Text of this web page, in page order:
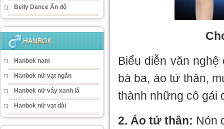
Belly Dance Ấn độ
HANBOK
Hanbok nam
Hanbok nữ vạt ngắn
Hanbok nữ váy xanh lá
Hanbok nữ vạt dài
Biểu diễn văn
bà ba, áo tứ thân,
thành những cô gái
2. Áo tứ thân: Nón